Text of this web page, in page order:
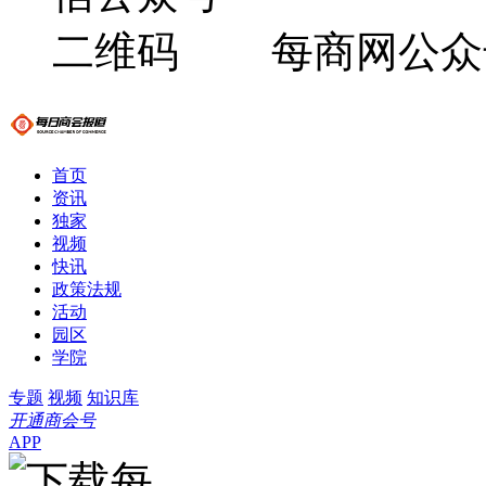
每商网公
首页
资讯
独家
视频
快讯
政策法规
活动
园区
学院
专题 视频 知识库
开通商会号
APP